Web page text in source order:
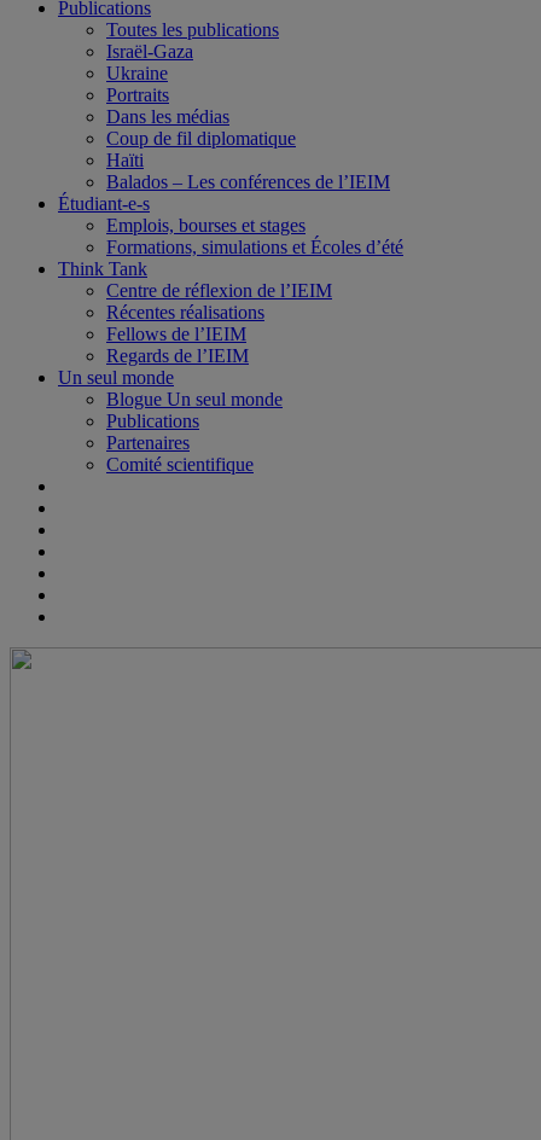
Publications
Toutes les publications
Israël-Gaza
Ukraine
Portraits
Dans les médias
Coup de fil diplomatique
Haïti
Balados – Les conférences de l’IEIM
Étudiant-e-s
Emplois, bourses et stages
Formations, simulations et Écoles d’été
Think Tank
Centre de réflexion de l’IEIM
Récentes réalisations
Fellows de l’IEIM
Regards de l’IEIM
Un seul monde
Blogue Un seul monde
Publications
Partenaires
Comité scientifique